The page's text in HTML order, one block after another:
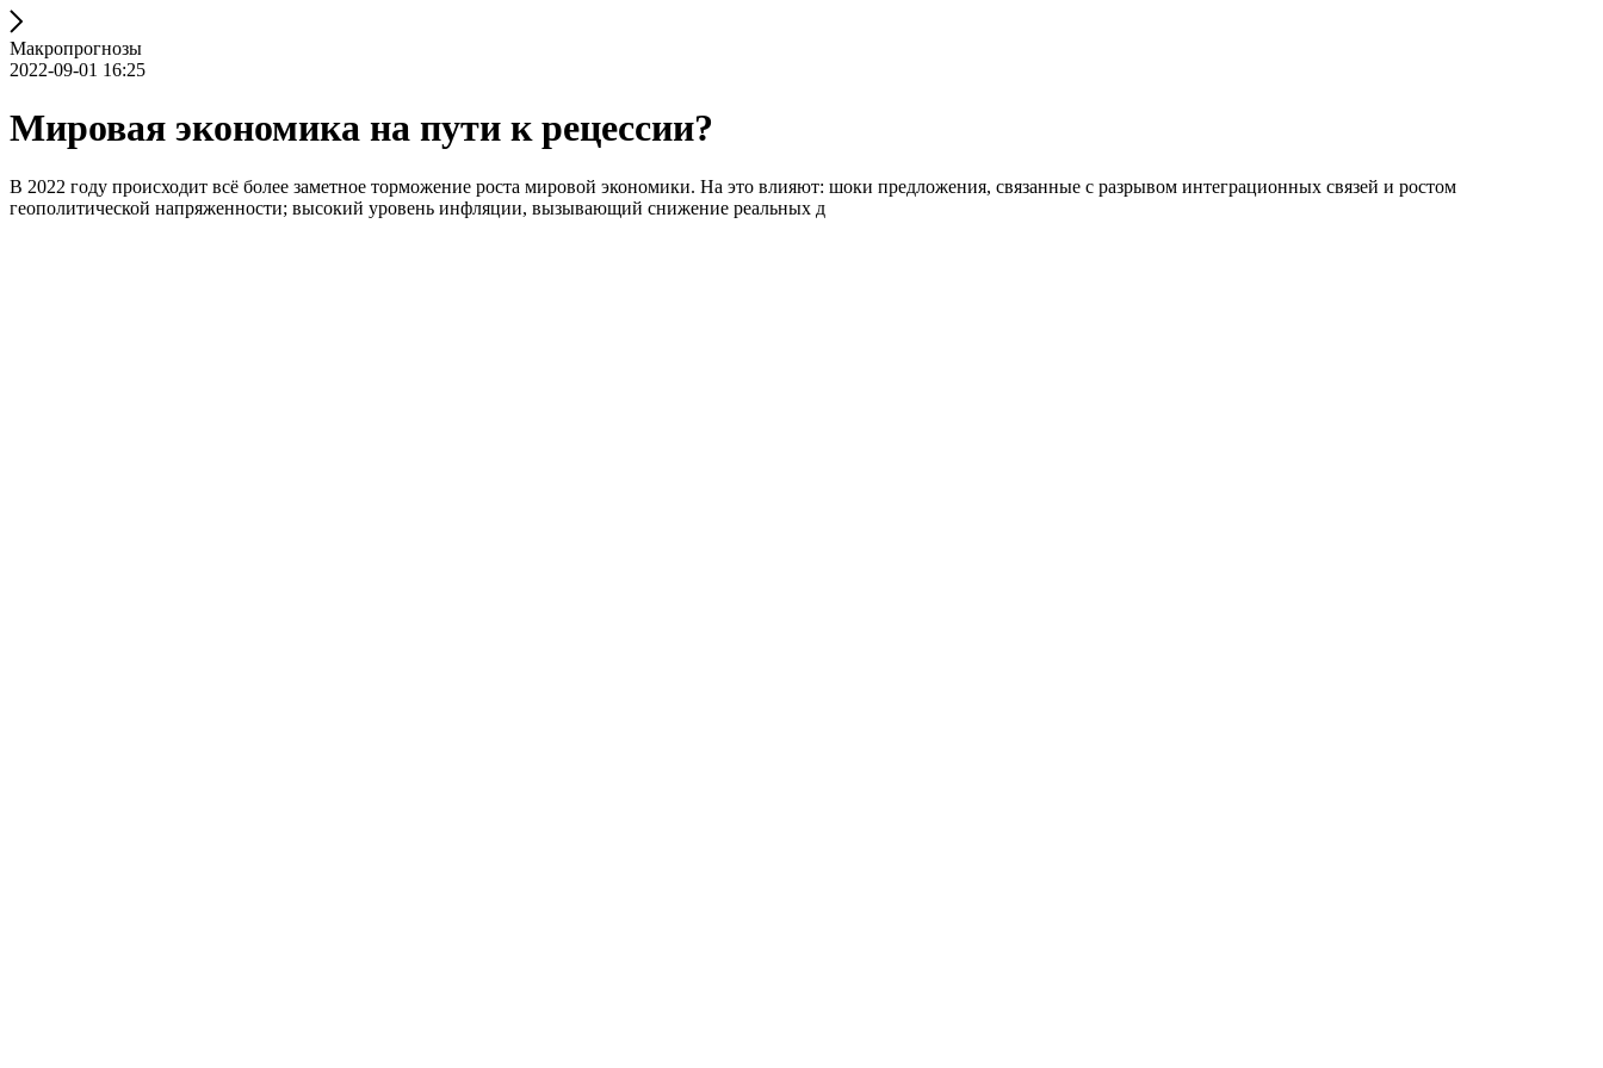
Макропрогнозы
2022-09-01 16:25
Мировая экономика на пути к рецессии?
В 2022 году происходит всё более заметное торможение роста мировой экономики. На это влияют: шоки предложения, связанные с разрывом интеграционных связей и ростом
геополитической напряженности; высокий уровень инфляции, вызывающий снижение реальных д